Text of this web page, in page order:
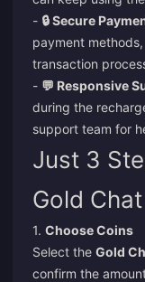
- 🔒 Secure
payment
transaction
- 💬 Responsive
during the
support team for
Just 3
Gold
1. Choose Coins
Select the Gold
confirm the